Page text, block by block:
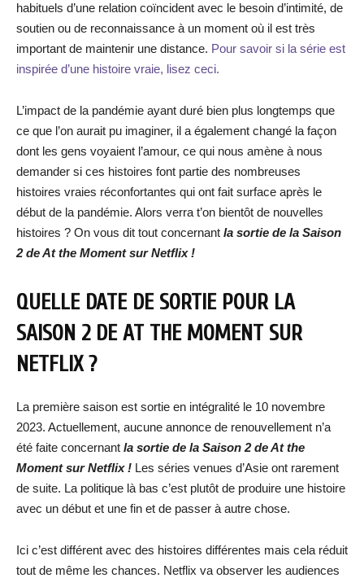
habituels d’une relation coïncident avec le besoin d’intimité, de
soutien ou de reconnaissance à un moment où il est très
important de maintenir une distance. Pour savoir si la série est
inspirée d’une histoire vraie, lisez ceci.
L’impact de la pandémie ayant duré bien plus longtemps que
ce que l’on aurait pu imaginer, il a également changé la façon
dont les gens voyaient l’amour, ce qui nous amène à nous
demander si ces histoires font partie des nombreuses
histoires vraies réconfortantes qui ont fait surface après le
début de la pandémie. Alors verra t’on bientôt de nouvelles
histoires ? On vous dit tout concernant la sortie de la Saison
2 de At the Moment sur Netflix !
QUELLE DATE DE SORTIE POUR LA
SAISON 2 DE AT THE MOMENT SUR
NETFLIX ?
La première saison est sortie en intégralité le 10 novembre
2023. Actuellement, aucune annonce de renouvellement n’a
été faite concernant la sortie de la Saison 2 de At the
Moment sur Netflix ! Les séries venues d’Asie ont rarement
de suite. La politique là bas c’est plutôt de produire une histoire
avec un début et une fin et de passer à autre chose.
Ici c’est différent avec des histoires différentes mais cela réduit
tout de même les chances. Netflix va observer les audiences